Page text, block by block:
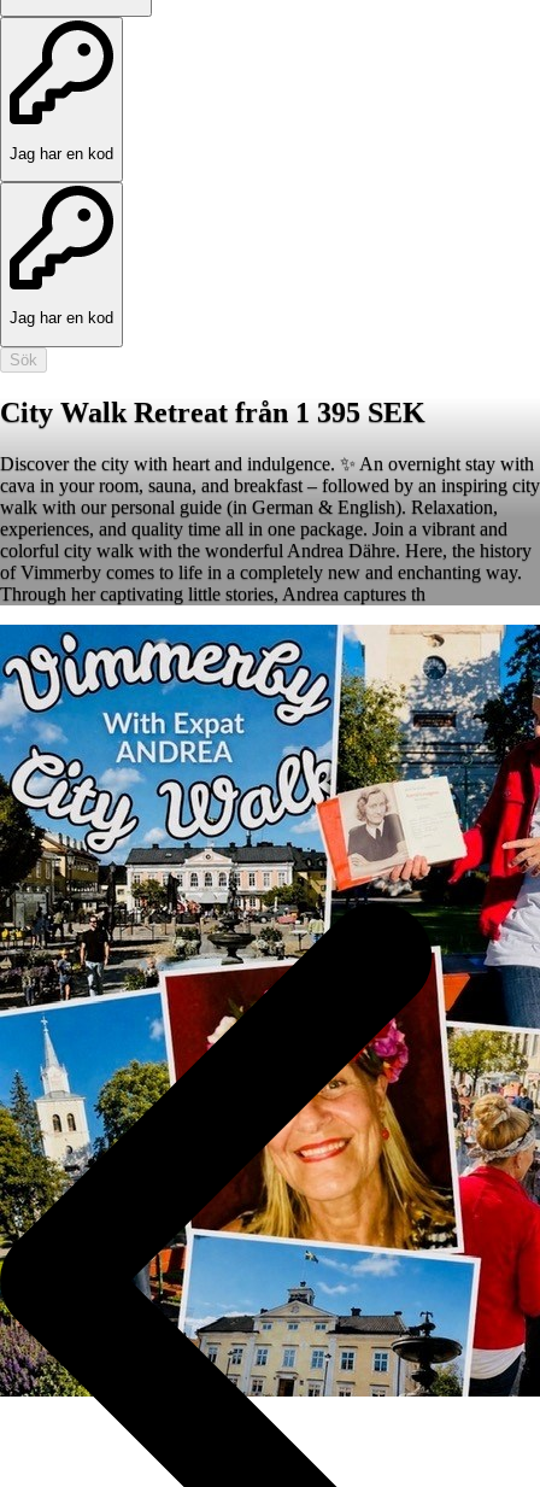
Jag har en kod
Jag har en kod
Sök
City Walk Retreat från 1 395 SEK
Discover the city with heart and indulgence. ✨ An overnight stay with
cava in your room, sauna, and breakfast – followed by an inspiring city
walk with our personal guide (in German & English). Relaxation,
experiences, and quality time all in one package. Join a vibrant and
colorful city walk with the wonderful Andrea Dähre. Here, the history
of Vimmerby comes to life in a completely new and enchanting way.
Through her captivating little stories, Andrea captures th